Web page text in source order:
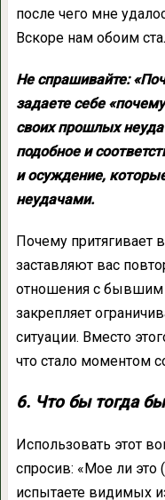
после чего мне
Вскоре нам обоим
Не спрашивайте:
задаете себе
своих прошлых
подобное и
и осуждение,
неудачами.
Почему притягивает
заставляют вас
отношения с
закрепляет
ситуации. Вместо
что стало моментом
6. Что бы тогда
Использовать этот
спросив: «Мое ли это
испытаете видимых